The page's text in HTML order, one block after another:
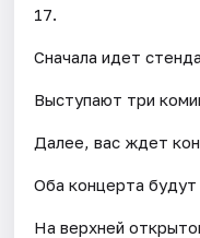
17.
Сначала идет
Выступают три
Далее, вас ждет
Оба концерта
На верхней